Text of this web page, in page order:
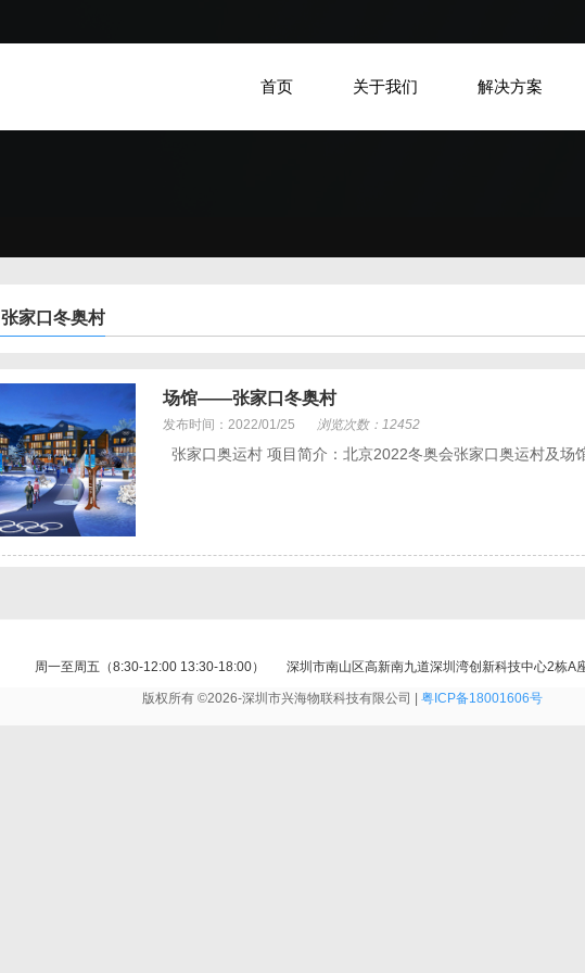
首页 关于我们 解决方案
张家口冬奥村
场馆——张家口冬奥村
发布时间：2022/01/25 浏览次数：12452
张家口奥运村 项目简介：北京2022冬奥会张家口奥运村及
周一至周五（8:30-12:00 13:30-18:00） 深圳市南山区高新南九道深圳湾创新科技中心2栋A
版权所有 ©2026-深圳市兴海物联科技有限公司 | 粤ICP备18001606号